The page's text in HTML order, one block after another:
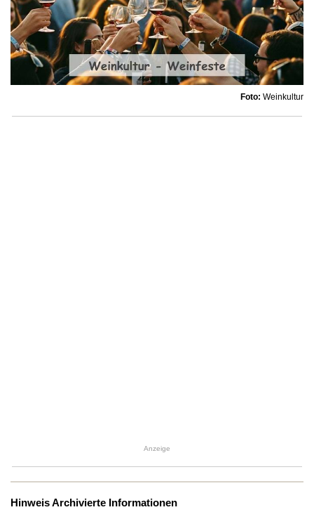
Foto: Weinkultur
Anzeige
Hinweis Archivierte Informationen